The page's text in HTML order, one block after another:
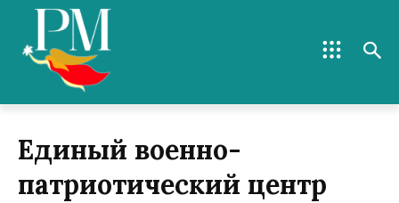
Единый военно-
патриотический центр